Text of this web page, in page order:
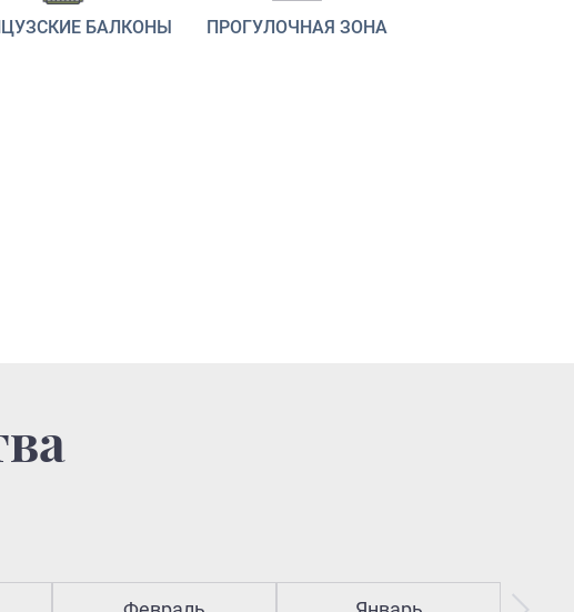
БАЛКОНЫ ПРОГУЛОЧНАЯ ЗОНА